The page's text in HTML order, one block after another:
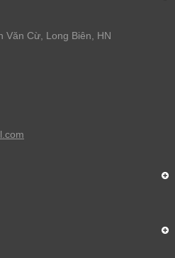
Văn Cừ, Long Biên, HN